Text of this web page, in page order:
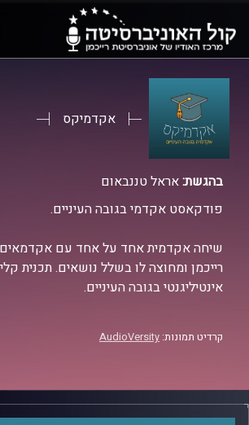
אקדמיקס
בהגשת:אראל טננבאום
פודקאסט אקדמי בגובה העיניים.
שיחה אקדמית אחד על אחד עם אקדמאים
רייכמן ומחוצה לו בשלל נושאים. תכנית
אינטיליגנטי בגובה העיניים.
קרדיט תמונות: AudioVersity